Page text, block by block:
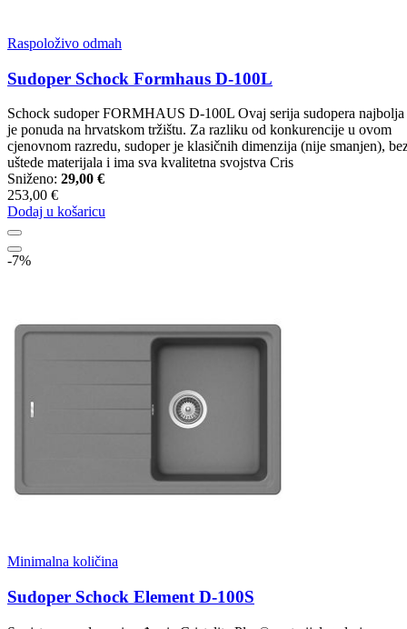
Raspoloživo odmah
Sudoper Schock Formhaus D-100L
Schock sudoper FORMHAUS D-100L Ovaj serija sudopera najbolja
je ponuda na hrvatskom tržištu. Za razliku od konkurencije u ovom
cjenovnom razredu, sudoper je klasičnih dimenzija (nije smanjen),
uštede materijala i ima sva kvalitetna svojstva Cris
Sniženo: 29,00 €
253,00 €
Dodaj u košaricu
-7%
Minimalna količina
Sudoper Schock Element D-100S